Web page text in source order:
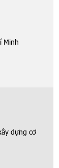
Minh
dựng cơ